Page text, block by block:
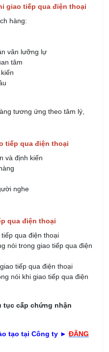
giao tiếp qua điện thoại
hàng:
vân lưỡng lự
tâm
tương ứng theo tâm lý,
tiếp qua điện thoại
và định kiến
nghe
qua điện thoại
qua điện thoại
nói trong giao tiếp qua điện
tiếp qua điện thoại
nói khi giao tiếp qua điện
tục cấp chứng nhận
tạo tại Công ty ► ĐĂNG